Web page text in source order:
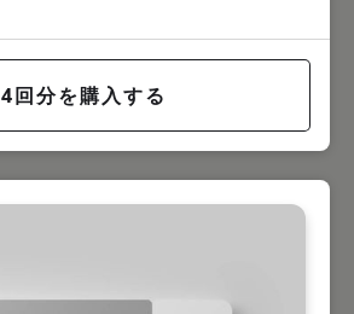
4回分を購入する